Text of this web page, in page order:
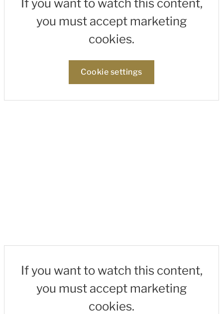
If you want to watch this content,
you must accept marketing
cookies.
Cookie settings
If you want to watch this content,
you must accept marketing
cookies.